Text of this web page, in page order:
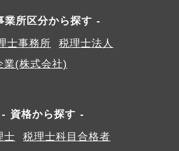
業所区分から探す
士事務所
税理士法人
業(株式会社)
資格から探す
士
税理士科目合格者